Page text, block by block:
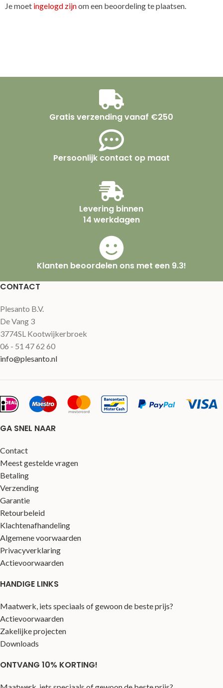
Je moet ingelogd zijnom een beoordeling te plaatsen.
Gratis verzending vanaf €250
Persoonlijk contact op maat
Levering binnen
14 werkdagen
Klanten beoordelen ons met een 9.3!
CONTACT
Plesanto B.V.
De Vang 3
3774SL Kootwijkerbroek
06 - 51 47 62 60
info@plesanto.nl
GA SNEL NAAR
Contact
Meest gestelde vragen
Betaling
Verzending
Garantie
Retourbeleid
Klachtenafhandeling
Algemene voorwaarden
Privacyverklaring
Actievoorwaarden
HANDIGE LINKS
Maatwerk, iets speciaals of gewoon de beste prijs?
Actievoorwaarden
Zakelijke projecten
Downloads
ONTVANG 10% KORTING!